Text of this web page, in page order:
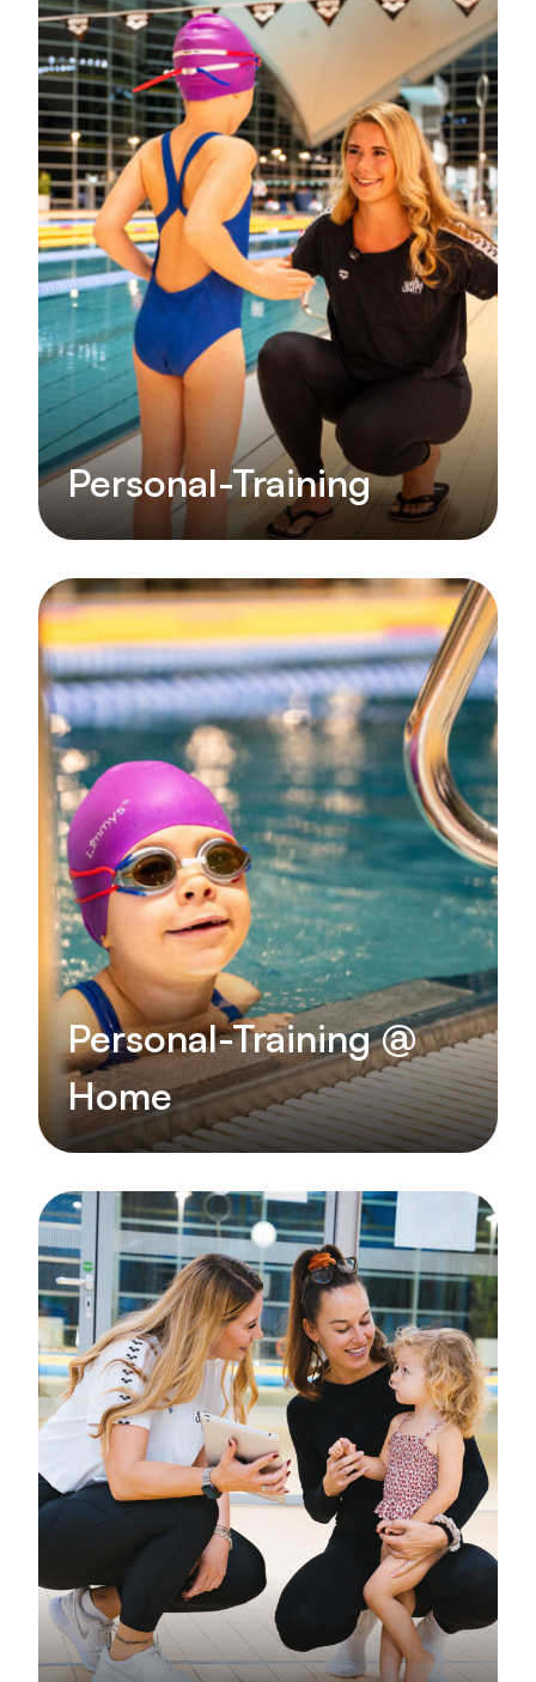
Personal-Training
Personal-Training @
Home